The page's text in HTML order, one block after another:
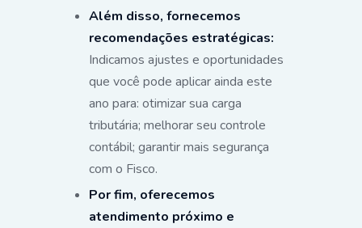
Além disso, fornecemos
recomendações estratégicas:
Indicamos ajustes e oportunidades
que você pode aplicar ainda este
ano para: otimizar sua carga
tributária; melhorar seu controle
contábil; garantir mais segurança
com o Fisco.
Por fim, oferecemos
atendimento próximo e